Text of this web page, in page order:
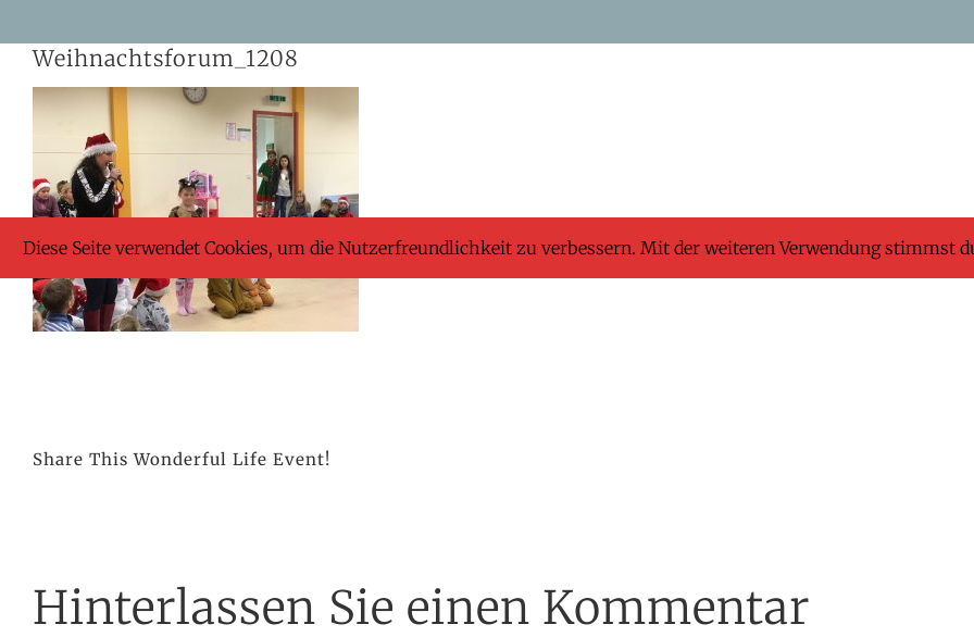
content
Weihnachtsforum_1208
Share This Wonderful Life Event!
Hinterlassen Sie einen Kommentar
Diese Seite verwendet Cookies, um die Nutzerfreundlichkeit zu verbessern. Mit der weiteren Verwendung stimmst